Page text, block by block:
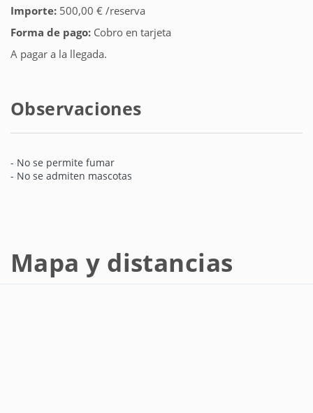
Importe: 500,00 € /reserva
Forma de pago: Cobro en tarjeta
A pagar a la llegada.
Observaciones
- No se permite fumar
- No se admiten mascotas
Mapa y distancias